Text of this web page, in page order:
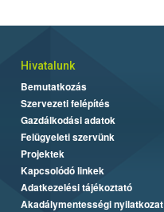
Hivatalunk
Bemutatkozás
Szervezeti felépítés
Gazdálkodási adatok
Felügyeleti szervünk
Projektek
Kapcsolódó linkek
Adatkezelési tájékoztató
Akadálymentességi nyilatkozat